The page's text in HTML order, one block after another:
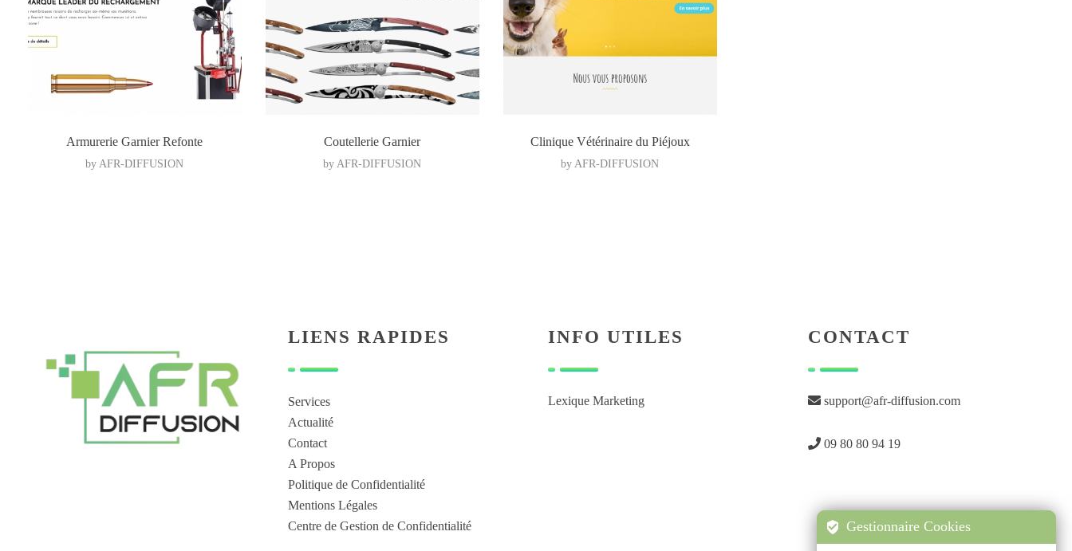
Armurerie Garnier Refonte
by AFR-DIFFUSION
Coutellerie Garnier
by AFR-DIFFUSION
Clinique Vétérinaire du Piéjoux
by AFR-DIFFUSION
LIENS RAPIDES
Services
Actualité
Contact
A Propos
Politique de Confidentialité
Mentions Légales
Centre de Gestion de Confidentialité
INFO UTILES
Lexique Marketing
CONTACT
support@afr-diffusion.com
09 80 80 94 19
Gestionnaire Cookies